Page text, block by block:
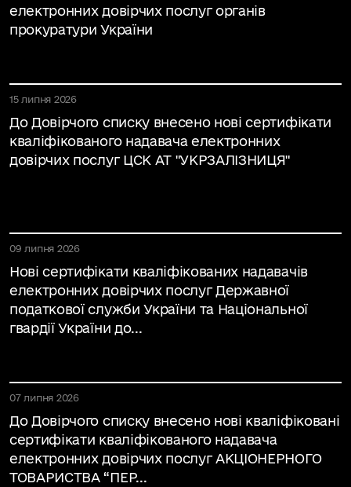
електронних довірчих послуг органів
прокуратури України
15 липня 2026
До Довірчого списку внесено нові сертифікати
кваліфікованого надавача електронних
довірчих послуг ЦСК АТ "УКРЗАЛІЗНИЦЯ"
09 липня 2026
Нові сертифікати кваліфікованих надавачів
електронних довірчих послуг Державної
податкової служби України та Національної
гвардії України до...
07 липня 2026
До Довірчого списку внесено нові кваліфіковані
сертифікати кваліфікованого надавача
електронних довірчих послуг АКЦІОНЕРНОГО
ТОВАРИСТВА “ПЕР...